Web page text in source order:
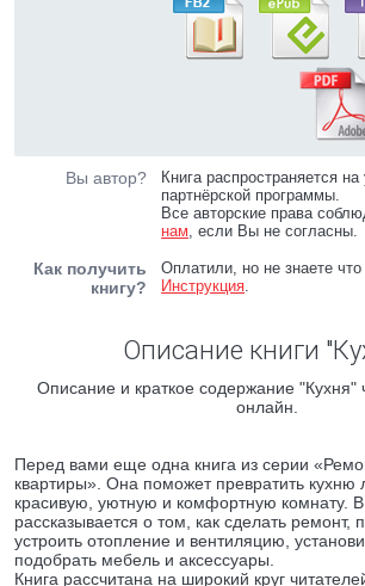
Вы автор?
Книга распространяется на
партнёрской программы.
Все авторские права
нам, если Вы не согласны.
Как получить
книгу?
Оплатили, но не знаете
Инструкция.
Описание книги
Описание и краткое содержание "Кухня"
онлайн.
Перед вами еще одна книга из серии
квартиры». Она поможет превратить
красивую, уютную и комфортную комнату. В
рассказывается о том, как сделать ремонт,
устроить отопление и вентиляцию,
подобрать мебель и аксессуары.
Книга рассчитана на широкий круг